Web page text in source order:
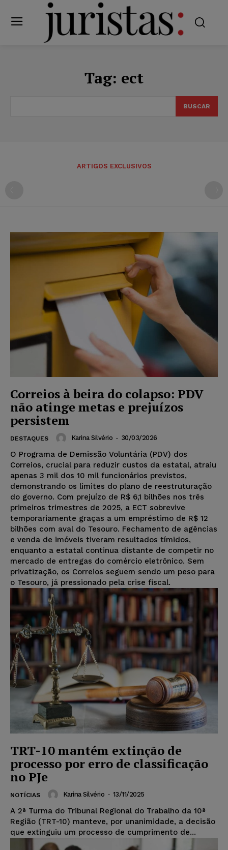
Tag: ect
BUSCAR
ARTIGOS EXCLUSIVOS
Correios à beira do colapso: PDV
não atinge metas e prejuízos
persistem
DESTAQUES Karina Silvério - 30/03/2026
O Programa de Demissão Voluntária (PDV) dos
Correios, crucial para reduzir custos da estatal, atraiu
apenas 3 mil dos 10 mil funcionários previstos,
demonstrando os limites do plano de reestruturação
do governo. Com prejuízo de R$ 6,1 bilhões nos três
primeiros trimestres de 2025, a ECT sobrevive
temporariamente graças a um empréstimo de R$ 12
bilhões com aval do Tesouro. Fechamento de agências
e venda de imóveis tiveram resultados tímidos,
enquanto a estatal continua distante de competir no
mercado de entregas do comércio eletrônico. Sem
privatização, os Correios seguem sendo um peso para
o Tesouro, já pressionado pela crise fiscal.
TRT-10 mantém extinção de
processo por erro de classificação
no PJe
NOTÍCIAS Karina Silvério - 13/11/2025
A 2ª Turma do Tribunal Regional do Trabalho da 10ª
Região (TRT-10) manteve, por unanimidade, a decisão
que extinguiu um processo de cumprimento de...